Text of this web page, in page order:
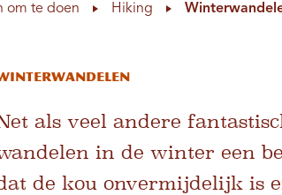
om te doen Hiking
als veel andere
in de winter een
de kou onvermijdelijk is